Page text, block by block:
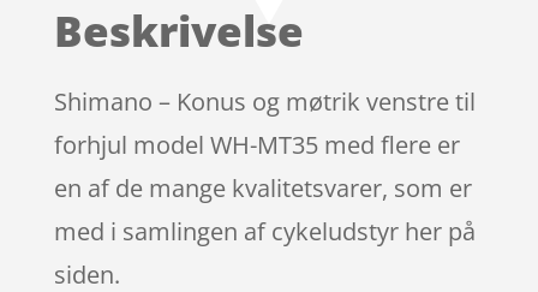
på
ømmels
er
Beskrivelse
Shimano – Konus og møtrik venstre til
forhjul model WH-MT35 med flere er
en af de mange kvalitetsvarer, som er
med i samlingen af cykeludstyr her på
siden.